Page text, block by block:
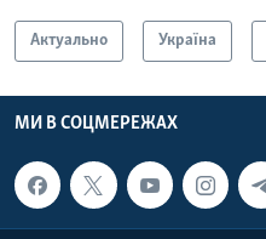
Актуально Україна
МИ В СОЦМЕРЕЖАХ